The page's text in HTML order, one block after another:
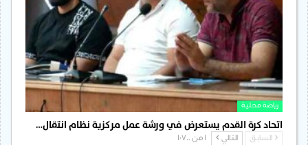
رياضة محلية
اتحاد كرة القدم يستعرض في ورشة عمل مركزية نظام انتقال…
السابق التالي